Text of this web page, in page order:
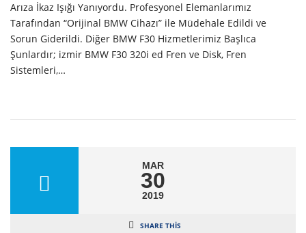
Arıza İkaz Işığı Yanıyordu. Profesyonel Elemanlarımız
Tarafından “Orijinal BMW Cihazı” ile Müdehale Edildi ve
Sorun Giderildi. Diğer BMW F30 Hizmetlerimiz Başlıca
Şunlardır; izmir BMW F30 320i ed Fren ve Disk, Fren
Sistemleri,…
MAR
30
2019
SHARE THIS